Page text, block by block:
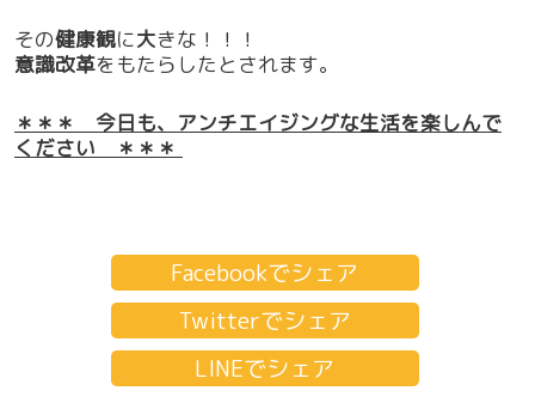
その健康観に大きな！！！
意識改革をもたらしたとされます。
＊＊＊ 今日も、アンチエイジングな生活を楽しんで
ください ＊＊＊
Facebookでシェア
Twitterでシェア
LINEでシェア